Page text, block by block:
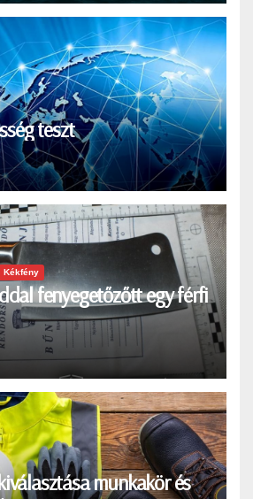
teszt
Kékfény
fenyegetőzőtt egy férfi
munkakör és